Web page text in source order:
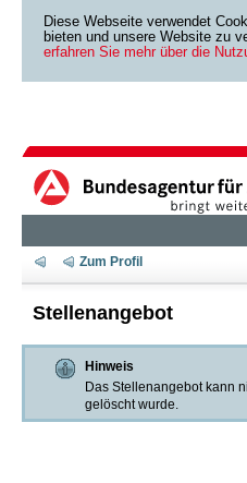
Diese Webseite verwendet
bieten und unsere Website zu
erfahren Sie mehr über die
Zum Profil
Stellenangebot
Hinweis
Das Stellenangebot kann
gelöscht wurde.